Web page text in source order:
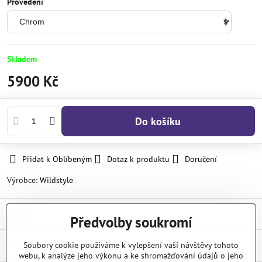
Skladem
5900 Kč
Do košíku
Přidat k Oblíbeným Dotaz k produktu
Doručení
Výrobce: Wildstyle
Diskuse 0
Předvolby soukromí
Soubory cookie používáme k vylepšení vaší návštěvy tohoto
webu, k analýze jeho výkonu a ke shromažďování údajů o jeho